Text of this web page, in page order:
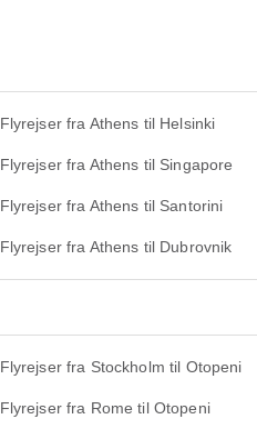
Flyrejser fra Athens til Helsinki
Flyrejser fra Athens til Singapore
Flyrejser fra Athens til Santorini
Flyrejser fra Athens til Dubrovnik
Flyrejser fra Stockholm til Otopeni
Flyrejser fra Rome til Otopeni